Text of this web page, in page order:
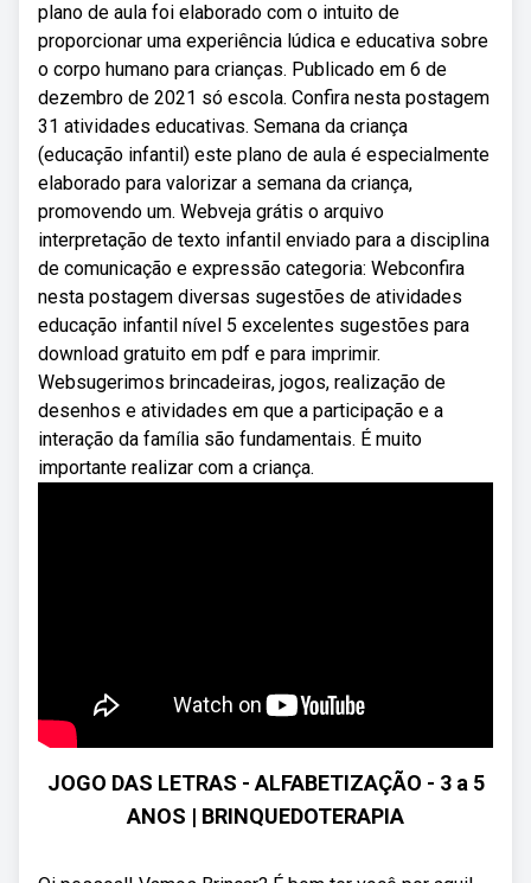
plano de aula foi elaborado com o intuito de
proporcionar uma experiência lúdica e educativa sobre
o corpo humano para crianças. Publicado em 6 de
dezembro de 2021 só escola. Confira nesta postagem
31 atividades educativas. Semana da criança
(educação infantil) este plano de aula é especialmente
elaborado para valorizar a semana da criança,
promovendo um. Webveja grátis o arquivo
interpretação de texto infantil enviado para a disciplina
de comunicação e expressão categoria: Webconfira
nesta postagem diversas sugestões de atividades
educação infantil nível 5 excelentes sugestões para
download gratuito em pdf e para imprimir.
Websugerimos brincadeiras, jogos, realização de
desenhos e atividades em que a participação e a
interação da família são fundamentais. É muito
importante realizar com a criança.
JOGO DAS LETRAS - ALFABETIZAÇÃO - 3 a 5
ANOS | BRINQUEDOTERAPIA